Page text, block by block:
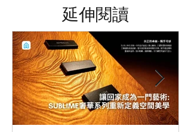
非台灣一般常見電壓無法使用，本公司
進口商品為全電壓110V-220V，台灣可
正常使用。
‧ 水貨或平行輸入之商品與本公司進口
品除伺服器及電壓差異外，產品用料及
包裝緩衝材皆有差異，且亦無保固及任
何售後服務。
‧ 本公司強烈譴責水貨商/平行輸入廠
商，請勿盜用NCC字號報關，切勿以身
​延伸閱讀